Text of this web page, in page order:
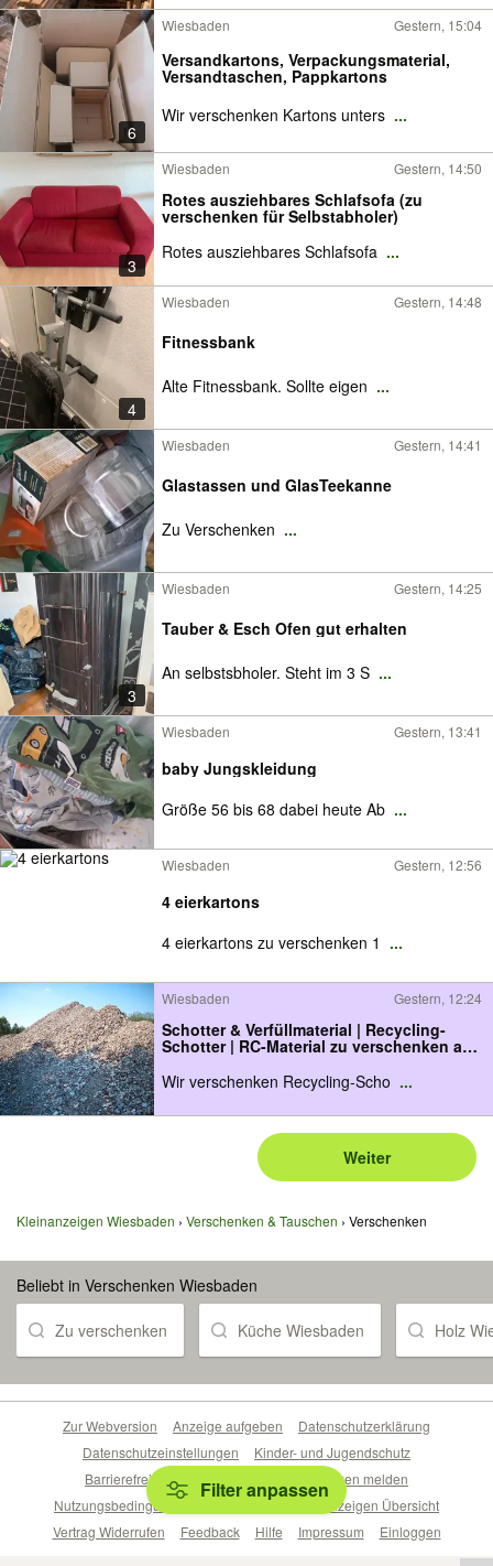
6
Wiesbaden Gestern, 15:04
Versandkartons, Verpackungsmaterial,
Versandtaschen, Pappkartons
Wir verschenken Kartons unters ...
3
Wiesbaden Gestern, 14:50
Rotes ausziehbares Schlafsofa (zu
verschenken für Selbstabholer)
Rotes ausziehbares Schlafsofa ...
4
Wiesbaden Gestern, 14:48
Fitnessbank
Alte Fitnessbank. Sollte eigen ...
Wiesbaden Gestern, 14:41
Glastassen und GlasTeekanne
Zu Verschenken ...
3
Wiesbaden Gestern, 14:25
Tauber & Esch Ofen gut erhalten
An selbstsbholer. Steht im 3 S ...
Wiesbaden Gestern, 13:41
baby Jungskleidung
Größe 56 bis 68 dabei heute Ab ...
Wiesbaden Gestern, 12:56
4 eierkartons
4 eierkartons zu verschenken 1 ...
Wiesbaden Gestern, 12:24
Schotter & Verfüllmaterial | Recycling-
Schotter | RC-Material zu verschenken ab
Wir verschenken Recycling-Scho ...
Weiter
Kleinanzeigen Wiesbaden Verschenken & Tauschen Verschenken
Beliebt in Verschenken Wiesbaden
Zu verschenken Küche Wiesbaden Holz
Filter anpassen
Zur Webversion Anzeige aufgeben
Datenschutzerklärung
Datenschutzeinstellungen
Kinder- und Jugendschutz
Barrierefreiheitserklärung
Sicherheitslücken melden
Nutzungsbedingungen
Beliebte Suchen
Anzeigen Übersicht
Vertrag Widerrufen
Feedback Hilfe Impressum Einloggen